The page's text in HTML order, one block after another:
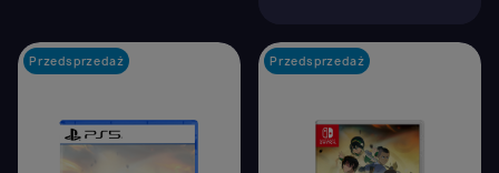
Przedsprzedaż Przedsprzedaż